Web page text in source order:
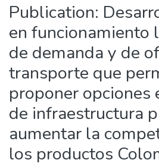
Publication:
en funcionamiento
de demanda y de
transporte que
proponer opciones
de infraestructura
aumentar la
los productos